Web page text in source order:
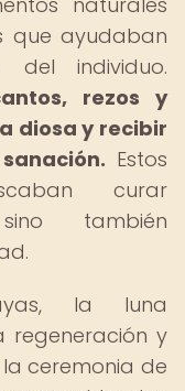
que ayudaban
individuo.
rezos y
diosa y recibir
Estos
curar
también
la luna
regeneración y
ceremonia de